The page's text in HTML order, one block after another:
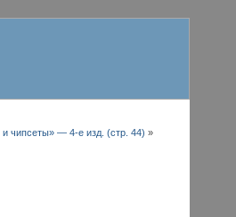
чипсеты» — 4-е изд. (стр. 44) »